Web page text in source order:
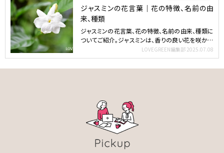
ジャスミンの花言葉｜花の特徴、名前の由
来、種類
ジャスミンの花言葉、花の特徴、名前の由来、種類に
ついてご紹介。ジャスミンは、香りの良い花を咲かせ
LOVEGREEN編集部 2025.07.08